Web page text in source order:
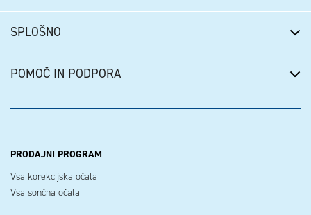
SPLOŠNO
POMOČ IN PODPORA
PRODAJNI PROGRAM
Vsa korekcijska očala
Vsa sončna očala